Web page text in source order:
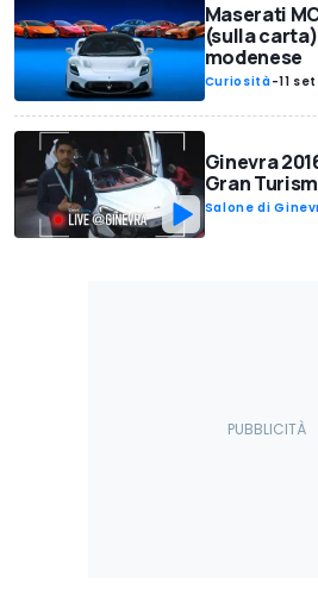
Maserati
(sulla
modenese
Curiosità-11
Ginevra
Gran
Salone di